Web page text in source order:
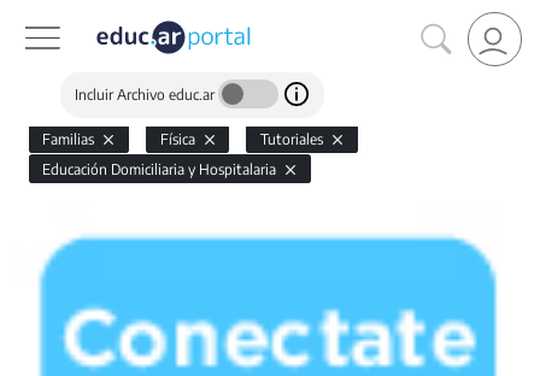
Incluir Archivo educ.ar
Familias Física
Tutoriales
Educación Domiciliaria y Hospitalaria